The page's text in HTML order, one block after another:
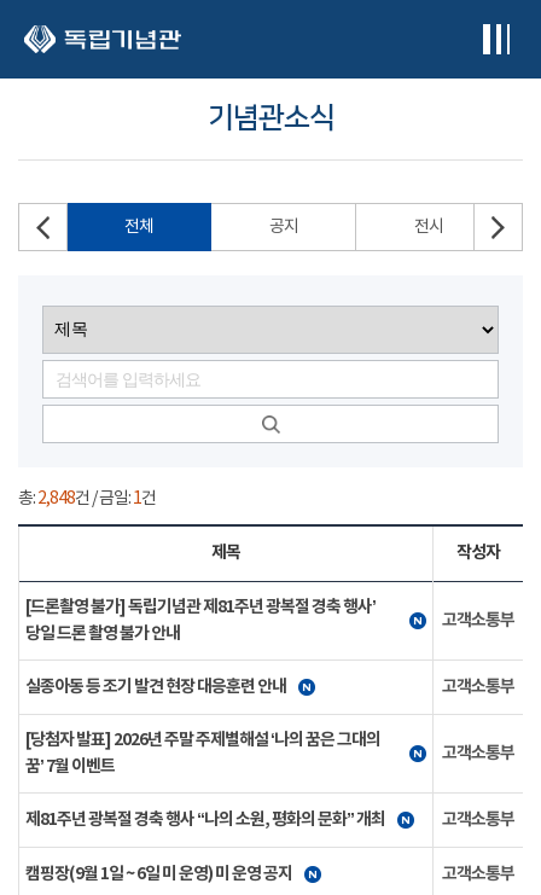
기념관소식
전체 공지 전시
총:2,848건 / 금일:1건
제목 작성자
[드론촬영 불가] 독립기념관 제81주년 광복절 경축 행사’
당일 드론 촬영 불가 안내
고객소통부
실종아동 등 조기 발견 현장 대응훈련 안내 고객소통부
[당첨자 발표] 2026년 주말 주제별해설 ‘나의 꿈은 그대의
꿈’ 7월 이벤트
고객소통부
제81주년 광복절 경축 행사 “나의 소원, 평화의 문화” 개최 고객소통부
캠핑장(9월 1일 ~ 6일 미 운영) 미 운영 공지 고객소통부